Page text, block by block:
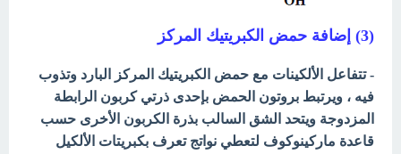
(3) إضافة حمض الكبريتيك المركز
- تتفاعل الألكينات مع حمض الكبريتيك المركز البارد وتذوب
فيه ، ويرتبط بروتون الحمض بإحدى ذرتي كربون الرابطة
المزدوجة ويتحد الشق السالب بذرة الكربون الأخرى حسب
قاعدة ماركينوكوف لتعطي نواتج تعرف بكبريتات الألكيل